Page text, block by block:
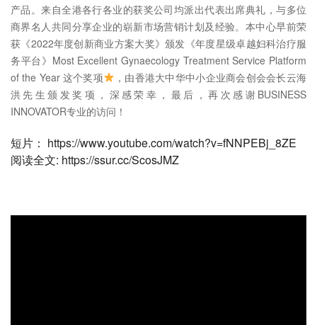
产品。来自全港各行各业的获奖公司均派出代表出席典礼，与多位
商界名人共同分享企业的崭新市场营销计划及经验。本中心早前荣
获《2022年度创新商业方案大奖》颁发《年度星级卓越妇科治疗服
务平台》Most Excellent Gynaecology Treatment Service Platform
of the Year 这个奖项
，由香港大中华中小企业商会创会会长云海
洪先生颁发奖项，深感荣幸，最后，再次感谢BUSINESS
INNOVATOR专业的访问！
短片： https://www.youtube.com/watch?v=fNNPEBj_8ZE
阅读全文: https://ssur.cc/ScosJMZ